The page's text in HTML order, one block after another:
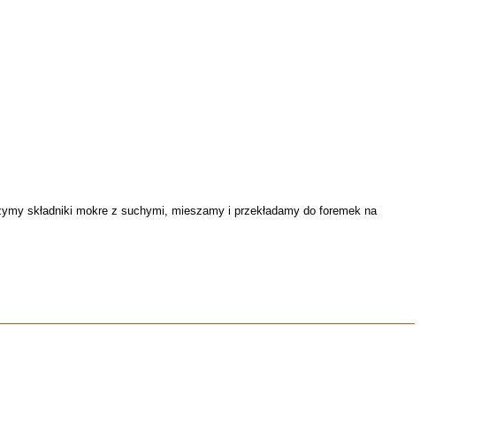
składniki mokre z suchymi, mieszamy i przekładamy do foremek na